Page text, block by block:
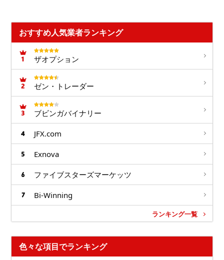
おすすめ人気業者ランキング
ザオプション
ゼン・トレーダー
ブビンガバイナリー
JFX.com
Exnova
ファイブスターズマーケッツ
Bi-Winning
ランキング一覧
色々な項目でランキング